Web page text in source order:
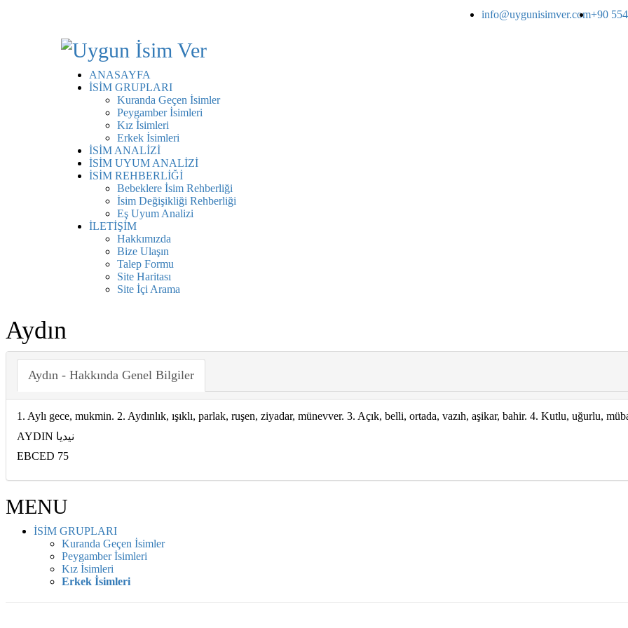
info@uygunisimver.com+90
ANASAYFA
İSİM GRUPLARI
Kuranda Geçen İsimler
Peygamber İsimleri
Kız İsimleri
Erkek İsimleri
İSİM ANALİZİ
İSİM UYUM ANALİZİ
İSİM REHBERLİĞİ
Bebeklere İsim Rehberliği
İsim Değişikliği Rehberliği
Eş Uyum Analizi
İLETİŞİM
Hakkımızda
Bize Ulaşın
Talep Formu
Site Haritası
Site İçi Arama
Aydın
Aydın - Hakkında Genel Bilgiler
1. Aylı gece, mukmin. 2. Aydınlık, ışıklı, parlak, ruşen, ziyadar, münevver. 3. Açık, belli, ortada, vazıh, aşikar, bahir. 4. Kutlu, uğurlu,
AYDIN نيديا
EBCED 75
MENU
İSİM GRUPLARI
Kuranda Geçen İsimler
Peygamber İsimleri
Kız İsimleri
Erkek İsimleri